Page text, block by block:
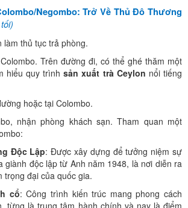
Negombo: Trở Về Thủ Đô Thương
làm thủ tục trả phòng.
Trên đường đi, có thể ghé thăm một
hiểu quy trìnhsản xuất trà Ceylon nổi tiếng
hoặc tại Colombo.
nhận phòng khách sạn. Tham quan một
Độc Lập: Được xây dựng để tưởng niệm sự
giành độc lập từ Anh năm 1948, là nơi diễn ra
trọng đại của quốc gia.
cổ: Công trình kiến trúc mang phong cách
từng là trung tâm hành chính và nay là điểm